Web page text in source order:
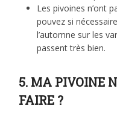
Les pivoines n’ont
pouvez si
l’automne sur les
passent très bien.
5. MA PIVOINE
FAIRE ?